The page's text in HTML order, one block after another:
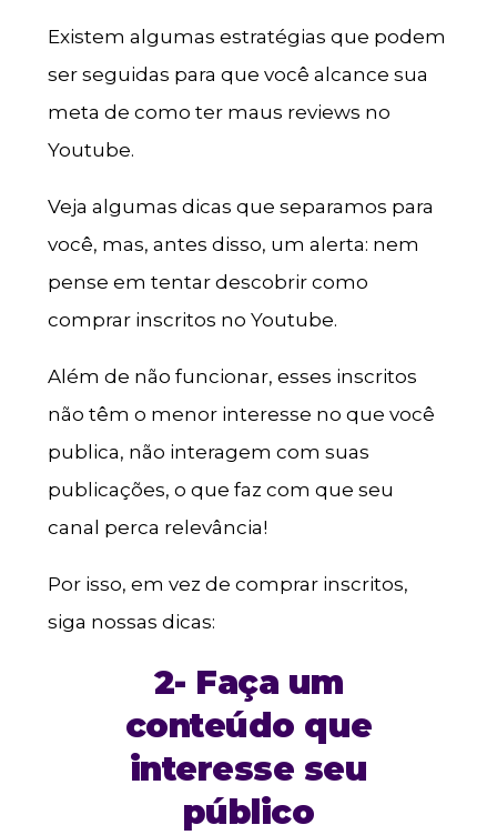
Existem algumas estratégias que podem
ser seguidas para que você alcance sua
meta de como ter maus reviews no
Youtube.
Veja algumas dicas que separamos para
você, mas, antes disso, um alerta: nem
pense em tentar descobrir como
comprar inscritos no Youtube.
Além de não funcionar, esses inscritos
não têm o menor interesse no que você
publica, não interagem com suas
publicações, o que faz com que seu
canal perca relevância!
Por isso, em vez de comprar inscritos,
siga nossas dicas:
2- Faça um
conteúdo que
interesse seu
público